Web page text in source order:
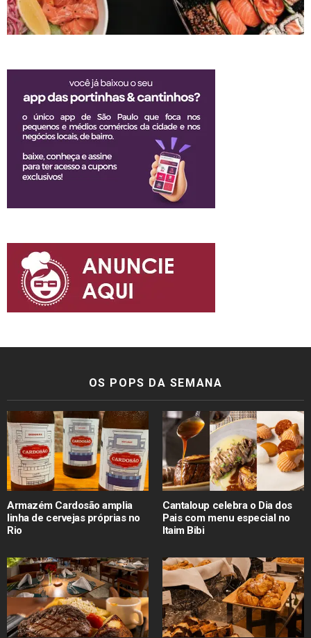
OS POPS DA SEMANA
Armazém Cardosão amplia
linha de cervejas próprias no
Rio
Cantaloup celebra o Dia dos
Pais com menu especial no
Itaim Bibi